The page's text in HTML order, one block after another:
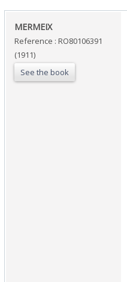
‎MERMEIX‎
Reference : RO80106391
(1911)
See the book